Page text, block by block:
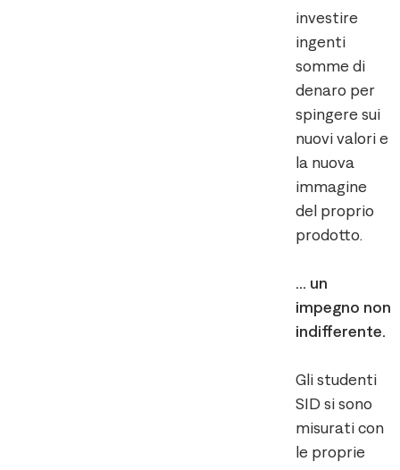
investire
ingenti
somme di
denaro per
spingere sui
nuovi valori e
la nuova
immagine
del proprio
prodotto.
… un
impegno non
indifferente.
Gli studenti
SID si sono
misurati con
le proprie